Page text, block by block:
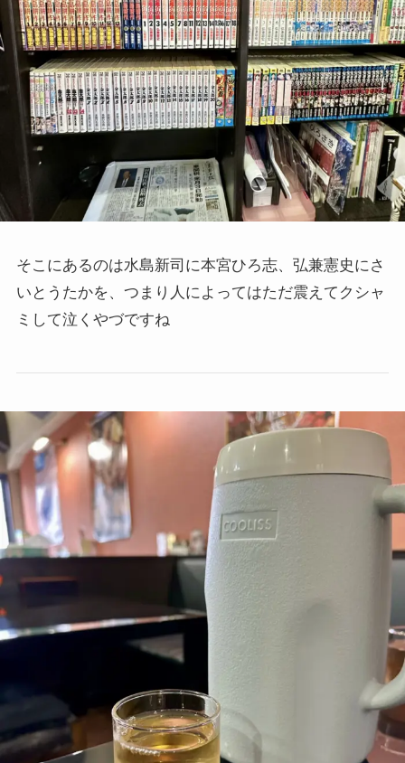
そこにあるのは水島新司に本宮ひろ志、弘兼憲史にさ
いとうたかを、つまり人によってはただ震えてクシャ
ミして泣くやづですね